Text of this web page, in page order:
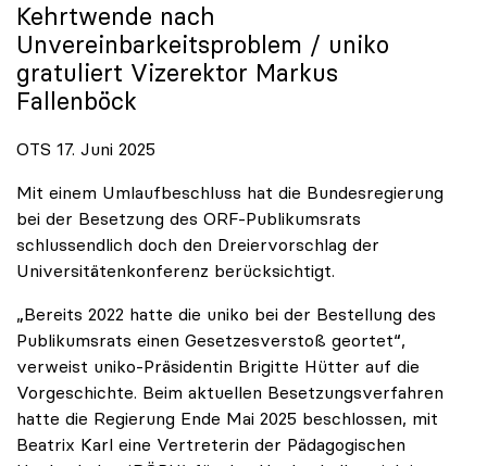
Kehrtwende nach
Unvereinbarkeitsproblem / uniko
gratuliert Vizerektor Markus
Fallenböck
OTS 17. Juni 2025
Mit einem Umlaufbeschluss hat die Bundesregierung
bei der Besetzung des ORF-Publikumsrats
schlussendlich doch den Dreiervorschlag der
Universitätenkonferenz berücksichtigt.
„Bereits 2022 hatte die uniko bei der Bestellung des
Publikumsrats einen Gesetzesverstoß geortet“,
verweist uniko-Präsidentin Brigitte Hütter auf die
Vorgeschichte. Beim aktuellen Besetzungsverfahren
hatte die Regierung Ende Mai 2025 beschlossen, mit
Beatrix Karl eine Vertreterin der Pädagogischen